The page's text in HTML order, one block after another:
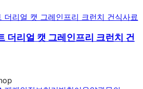
더리얼 캣 그레인프리 크런치 건